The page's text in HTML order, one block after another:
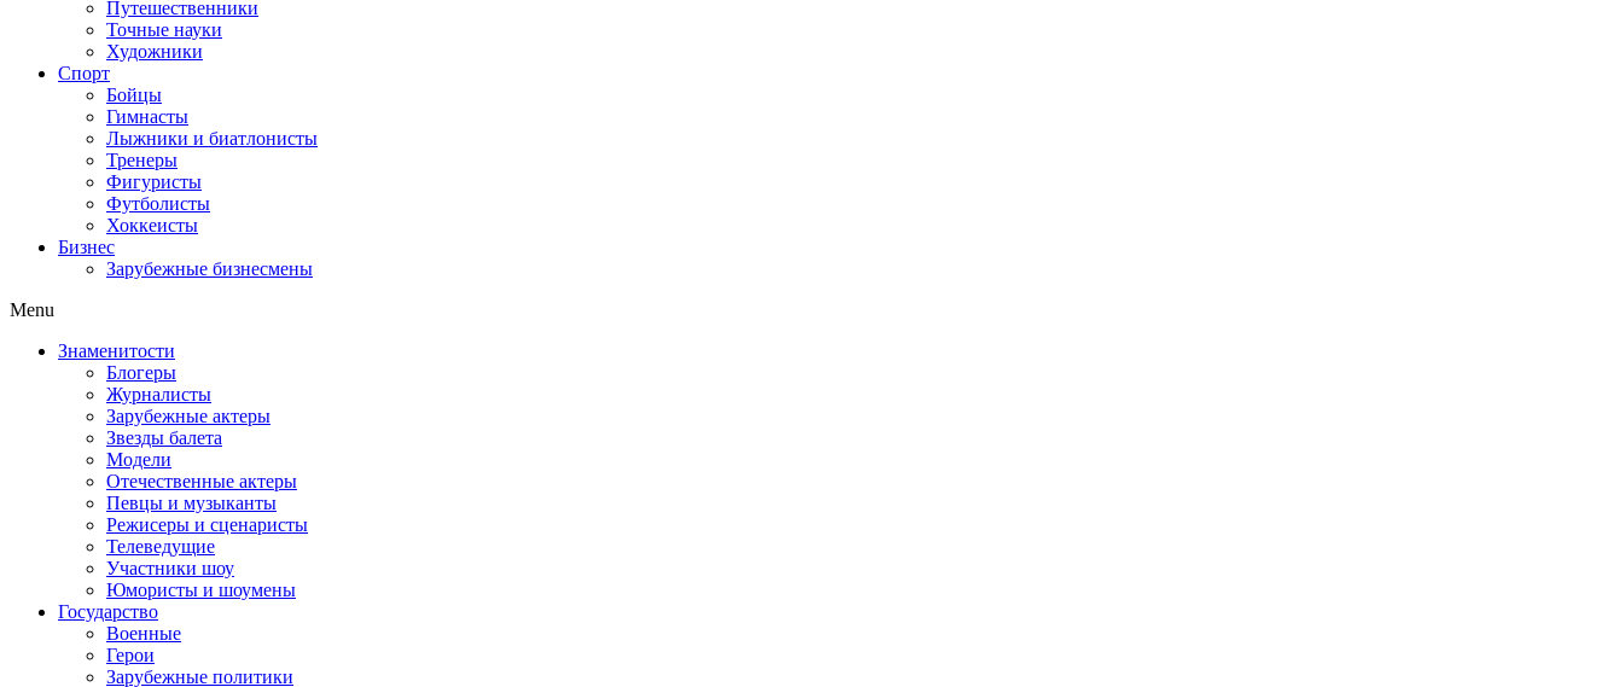
Путешественники
Точные науки
Художники
Спорт
Бойцы
Гимнасты
Лыжники и биатлонисты
Тренеры
Фигуристы
Футболисты
Хоккеисты
Бизнес
Зарубежные бизнесмены
Menu
Знаменитости
Блогеры
Журналисты
Зарубежные актеры
Звезды балета
Модели
Отечественные актеры
Певцы и музыканты
Режисеры и сценаристы
Телеведущие
Участники шоу
Юмористы и шоумены
Государство
Военные
Герои
Зарубежные политики